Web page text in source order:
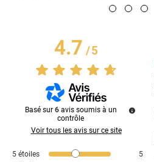
4.7/5
Basé sur 6 avis soumis à un
contrôle
Voir tous les avis sur ce site
5 étoiles
5